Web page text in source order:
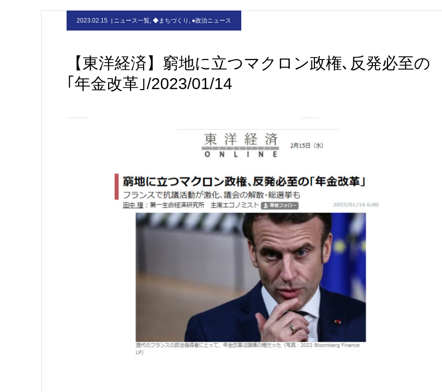
2023.02.15 ニュース一覧, ◆まちづくり , ●政治ニュース
【東洋経済】窮地に立つマクロン政権､反発必至の
｢年金改革｣/2023/01/14